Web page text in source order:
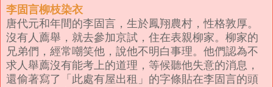
李固言柳枝染衣
唐代元和年間的李固言，生於鳳翔農村，性格敦厚。
沒有人薦舉，就去參加京試，住在表親柳家。柳家的
兄弟們，經常嘲笑他，說他不明白事理。他們認為不
求人舉薦沒有能考上的道理，等候聽他失意的消息，
還偷著寫了「此處有屋出租」的字條貼在李固言的頭